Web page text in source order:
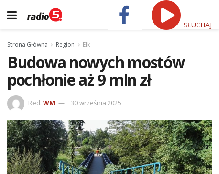
SŁUCHAJ
Strona Główna Region Ełk
Budowa nowych mostów
pochłonie aż 9 mln zł
Red. WM 30 września 2025